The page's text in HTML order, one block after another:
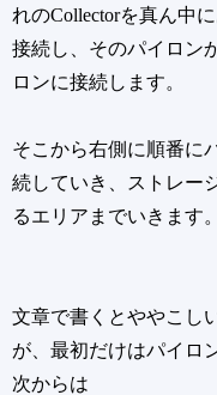
れのCollectorを真ん中
接続し、そのパイロン
ロンに接続します。
そこから右側に順番に
続していき、ストレー
るエリアまでいきます。
文章で書くとややこし
が、最初だけはパイロ
次からは